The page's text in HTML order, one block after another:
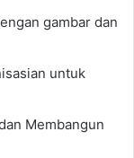
gambar dan
untuk
Membangun